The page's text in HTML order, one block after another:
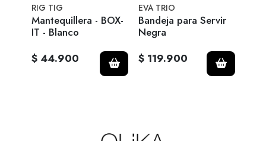
RIG TIG
Mantequillera - BOX-
IT - Blanco
$ 44.900
EVA TRIO
Bandeja para Servir
Negra
$ 119.900